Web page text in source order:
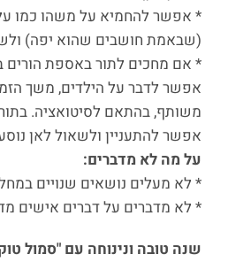
* אפשר להחמיא על משהו כמו
(שבאמת חושבים שהוא יפה)
* אם מחכים לתור באספת הורים
אפשר לדבר על הילדים, משך
משותף, בהתאם לסיטואציה.
אפשר להתעניין ולשאול לאן
על מה לא מדברים:
* לא מעלים נושאים שנויים
* לא מדברים על דברים אישים
שנה טובה ונינוחה עם "סמול